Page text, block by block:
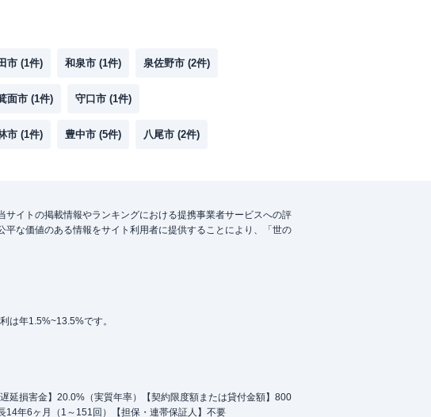
市 (1件) 和泉市 (1件) 泉佐野市 (2件)
面市 (1件) 守口市 (1件)
市 (1件) 豊中市 (5件) 八尾市 (2件)
イトの掲載情報やランキングにおける提携事業者サービスへの評
な価値のある情報をサイト利用者に提供することにより、「世の
は年1.5%~13.5%です。
損害金】20.0%（実質年率）【契約限度額または貸付金額】800
14年6ヶ月（1～151回）【担保・連帯保証人】不要